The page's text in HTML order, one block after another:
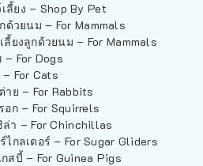
ลี้ยง – Shop By Pet
ด้วยนม – For Mammals
ลี้ยงลูกด้วยนม – For Mammals
For Dogs
For Cats
าย – For Rabbits
อก – For Squirrels
า – For Chinchillas
ไกลเดอร์ – For Sugar Gliders
สบี้ – For Guinea Pigs